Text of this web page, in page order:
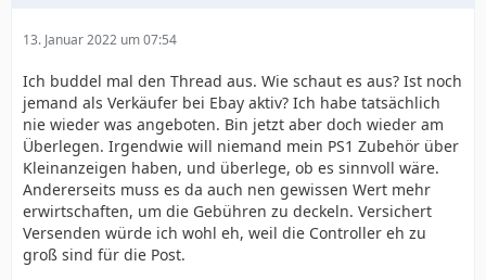
13. Januar 2022 um 07:54
Ich buddel mal den Thread aus. Wie schaut es aus? Ist noch
jemand als Verkäufer bei Ebay aktiv? Ich habe tatsächlich
nie wieder was angeboten. Bin jetzt aber doch wieder am
Überlegen. Irgendwie will niemand mein PS1 Zubehör über
Kleinanzeigen haben, und überlege, ob es sinnvoll wäre.
Andererseits muss es da auch nen gewissen Wert mehr
erwirtschaften, um die Gebühren zu deckeln. Versichert
Versenden würde ich wohl eh, weil die Controller eh zu
groß sind für die Post.